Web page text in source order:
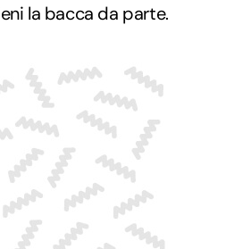
la bacca da parte.